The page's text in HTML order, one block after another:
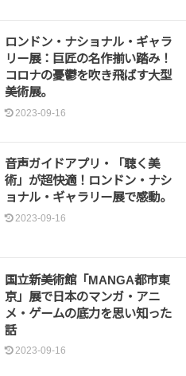
ロンドン・ナショナル・ギャラ
リー展：巨匠の名作揃い踏み！
コロナの憂鬱を吹き飛ばす大型
美術展。
2023-09-16
音声ガイドアプリ・「聴く美
術」が超快適！ロンドン・ナシ
ョナル・ギャラリー展で感動。
2023-09-16
国立新美術館「MANGA都市東
京」展で日本のマンガ・アニ
メ・ゲームの底力を思い知った
話
2023-09-16